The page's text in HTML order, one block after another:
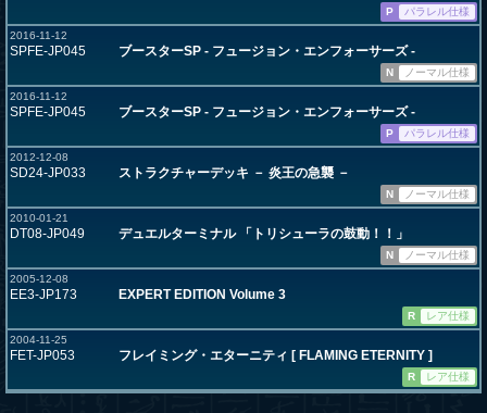
P
パラレル仕様
2016-11-12
SPFE-JP045 ブースターSP - フュージョン・エンフォーサーズ -
N
ノーマル仕様
2016-11-12
SPFE-JP045 ブースターSP - フュージョン・エンフォーサーズ -
P
パラレル仕様
2012-12-08
SD24-JP033 ストラクチャーデッキ － 炎王の急襲 －
N
ノーマル仕様
2010-01-21
DT08-JP049 デュエルターミナル 「トリシューラの鼓動！！」
N
ノーマル仕様
2005-12-08
EE3-JP173 EXPERT EDITION Volume 3
R
レア仕様
2004-11-25
FET-JP053 フレイミング・エターニティ [ FLAMING ETERNITY ]
R レア仕様